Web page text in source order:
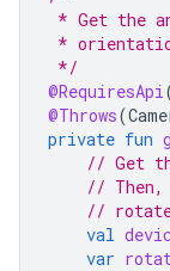
* Get the
*
*/
@RequiresApi
@Throws(
private fun
// Get
// Then,
//
val
var